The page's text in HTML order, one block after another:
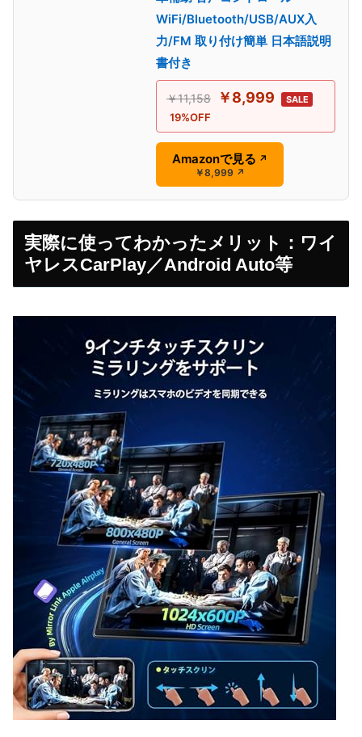
WiFi/Bluetooth/USB/AUX入
力/FM 取り付け簡単 日本語説明
書付き
￥11,158 ￥8,999 SALE
19%OFF
Amazonで見る ↗
￥8,999 ↗
実際に使ってわかったメリット：ワイ
ヤレスCarPlay／Android Auto等